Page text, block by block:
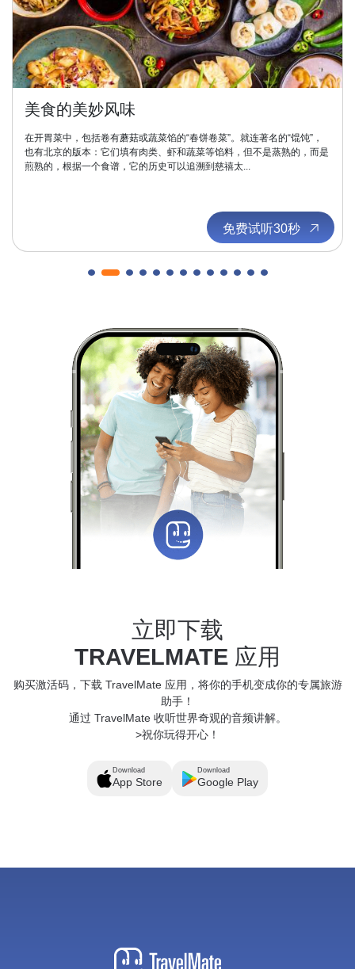
美食的美妙风味
在开胃菜中，包括卷有蘑菇或蔬菜馅的“春饼卷菜”。就连著名的“馄饨”，
也有北京的版本：它们填有肉类、虾和蔬菜等馅料，但不是蒸熟的，而是
煎熟的，根据一个食谱，它的历史可以追溯到慈禧太...
免费试听30秒
立即下载
TRAVELMATE 应用
购买激活码，下载 TravelMate 应用，将你的手机变成你的专属旅游
助手！
通过 TravelMate 收听世界奇观的音频讲解。
>祝你玩得开心！
Download
App Store
Download
Google Play